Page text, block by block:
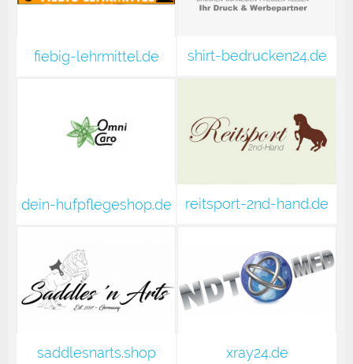
fiebig-lehrmittel.de shirt-bedrucken24.de
dein-hufpflegeshop.de reitsport-2nd-hand.de
saddlesnarts.shop xray24.de